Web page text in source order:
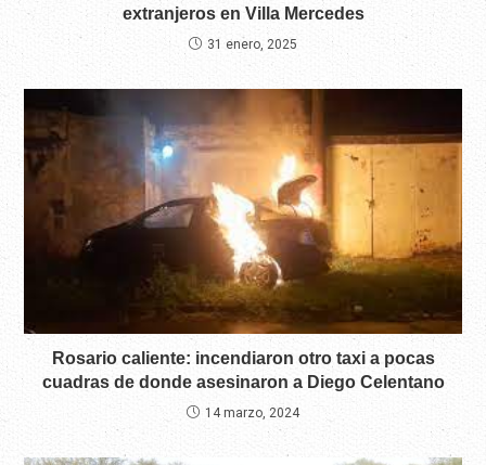
extranjeros en Villa Mercedes
31 enero, 2025
Rosario caliente: incendiaron otro taxi a pocas
cuadras de donde asesinaron a Diego Celentano
14 marzo, 2024